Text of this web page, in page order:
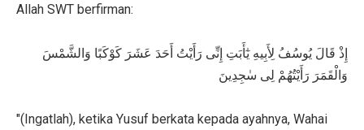
Allah SWT berfirman:
إِذْ قَالَ يُوسُفُ لِأَبِيهِ يٰٓأَبَتِ إِنِّى رَأَيْتُ أَحَدَ عَشَرَ كَوْكَبًا وَالشَّمْسَ
وَالْقَمَرَ رَأَيْتُهُمْ لِى سٰجِدِينَ
"(Ingatlah), ketika Yusuf berkata kepada ayahnya, Wahai